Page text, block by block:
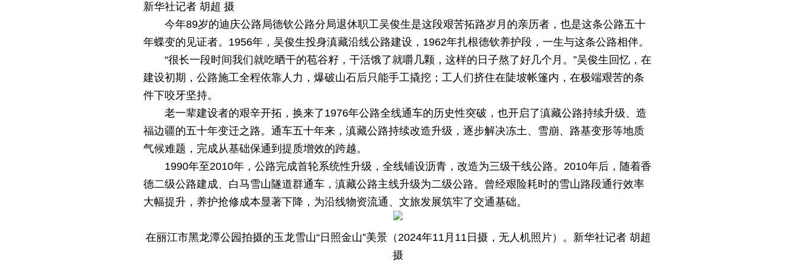
新华社记者 胡超 摄
今年89岁的迪庆公路局德钦公路分局退休职工吴俊生是这段艰苦拓路岁月的亲历者，也是这条公路五十
年蝶变的见证者。1956年，吴俊生投身滇藏沿线公路建设，1962年扎根德钦养护段，一生与这条公路相伴。
“很长一段时间我们就吃晒干的苞谷籽，干活饿了就嚼几颗，这样的日子熬了好几个月。”吴俊生回忆，在
建设初期，公路施工全程依靠人力，爆破山石后只能手工撬挖；工人们挤住在陡坡帐篷内，在极端艰苦的条
件下咬牙坚持。
老一辈建设者的艰辛开拓，换来了1976年公路全线通车的历史性突破，也开启了滇藏公路持续升级、造
福边疆的五十年变迁之路。通车五十年来，滇藏公路持续改造升级，逐步解决冻土、雪崩、路基变形等地质
气候难题，完成从基础保通到提质增效的跨越。
1990年至2010年，公路完成首轮系统性升级，全线铺设沥青，改造为三级干线公路。2010年后，随着香
德二级公路建成、白马雪山隧道群通车，滇藏公路主线升级为二级公路。曾经艰险耗时的雪山路段通行效率
大幅提升，养护抢修成本显著下降，为沿线物资流通、文旅发展筑牢了交通基础。
在丽江市黑龙潭公园拍摄的玉龙雪山“日照金山”美景（2024年11月11日摄，无人机照片）。新华社记者 胡超
摄